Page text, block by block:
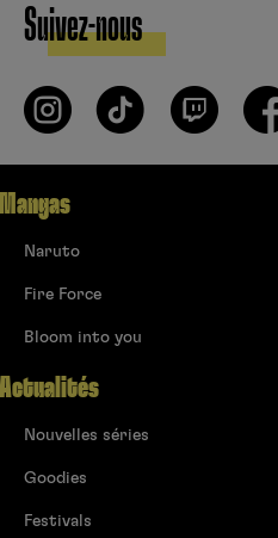
Suivez-nous
Mangas
Naruto
Fire Force
Bloom into you
Actualités
Nouvelles séries
Goodies
Festivals